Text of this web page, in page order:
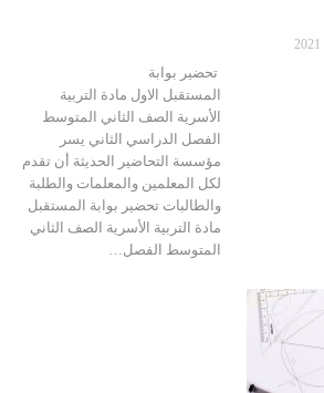
تحضير بوابة
المستقبل الاول مادة التربية
الأسرية الصف الثاني المتوسط
الفصل الدراسي الثاني يسر
مؤسسة التحاضير الحديثة أن تقدم
لكل المعلمين والمعلمات والطلبة
والطالبات تحضير بوابة المستقبل
مادة التربية الأسرية الصف الثاني
المتوسط الفصل…